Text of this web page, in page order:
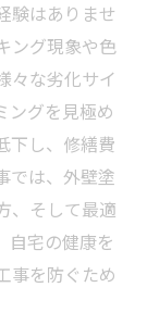
験はありませ
ング現象や色
々な劣化サイ
ングを見極め
下し、修繕費
では、外壁塗
、そして最適
自宅の健康を
事を防ぐため